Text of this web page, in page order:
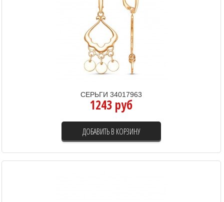
СЕРЬГИ 34017963
1243 руб
ДОБАВИТЬ В КОРЗИНУ